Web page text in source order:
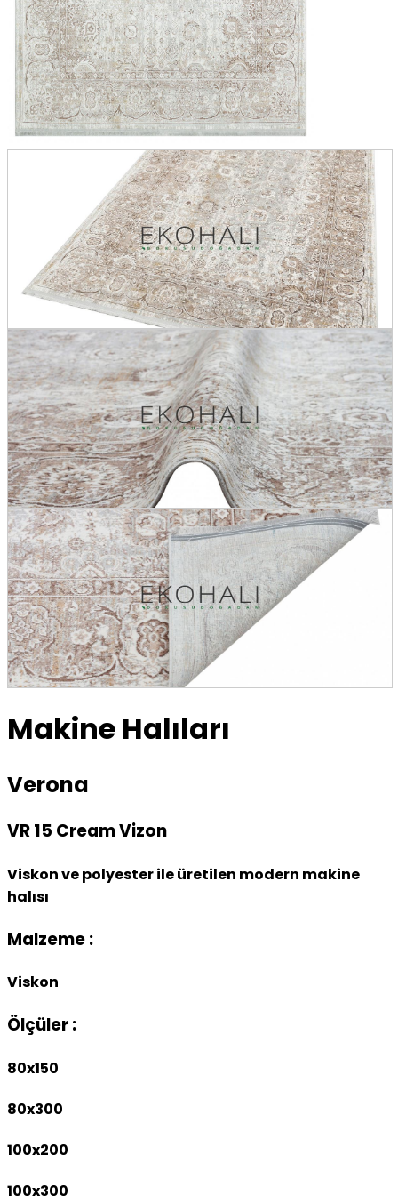
Makine Halıları
Verona
VR 15 Cream Vizon
Viskon ve polyester ile üretilen modern makine
halısı
Malzeme :
Viskon
Ölçüler :
80x150
80x300
100x200
100x300